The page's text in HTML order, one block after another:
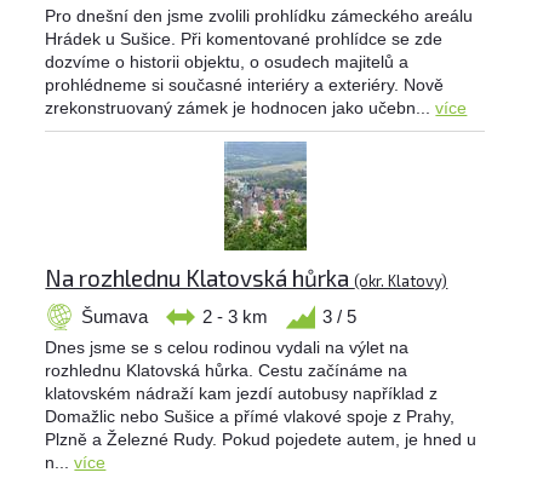
Pro dnešní den jsme zvolili prohlídku zámeckého areálu
Hrádek u Sušice. Při komentované prohlídce se zde
dozvíme o historii objektu, o osudech majitelů a
prohlédneme si současné interiéry a exteriéry. Nově
zrekonstruovaný zámek je hodnocen jako učebn...více
Na rozhlednu Klatovská hůrka(okr. Klatovy)
Šumava 2 - 3 km 3 / 5
Dnes jsme se s celou rodinou vydali na výlet na
rozhlednu Klatovská hůrka. Cestu začínáme na
klatovském nádraží kam jezdí autobusy například z
Domažlic nebo Sušice a přímé vlakové spoje z Prahy,
Plzně a Železné Rudy. Pokud pojedete autem, je hned u
n...více